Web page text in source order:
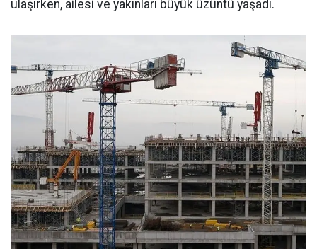
ulaşırken, ailesi ve yakınları büyük üzüntü yaşadı.